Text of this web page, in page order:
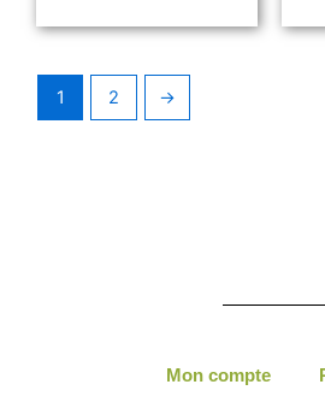
1 2 →
Mon compte